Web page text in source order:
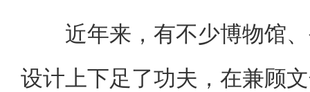
近年来，有不少博物馆、
设计上下足了功夫，在兼顾